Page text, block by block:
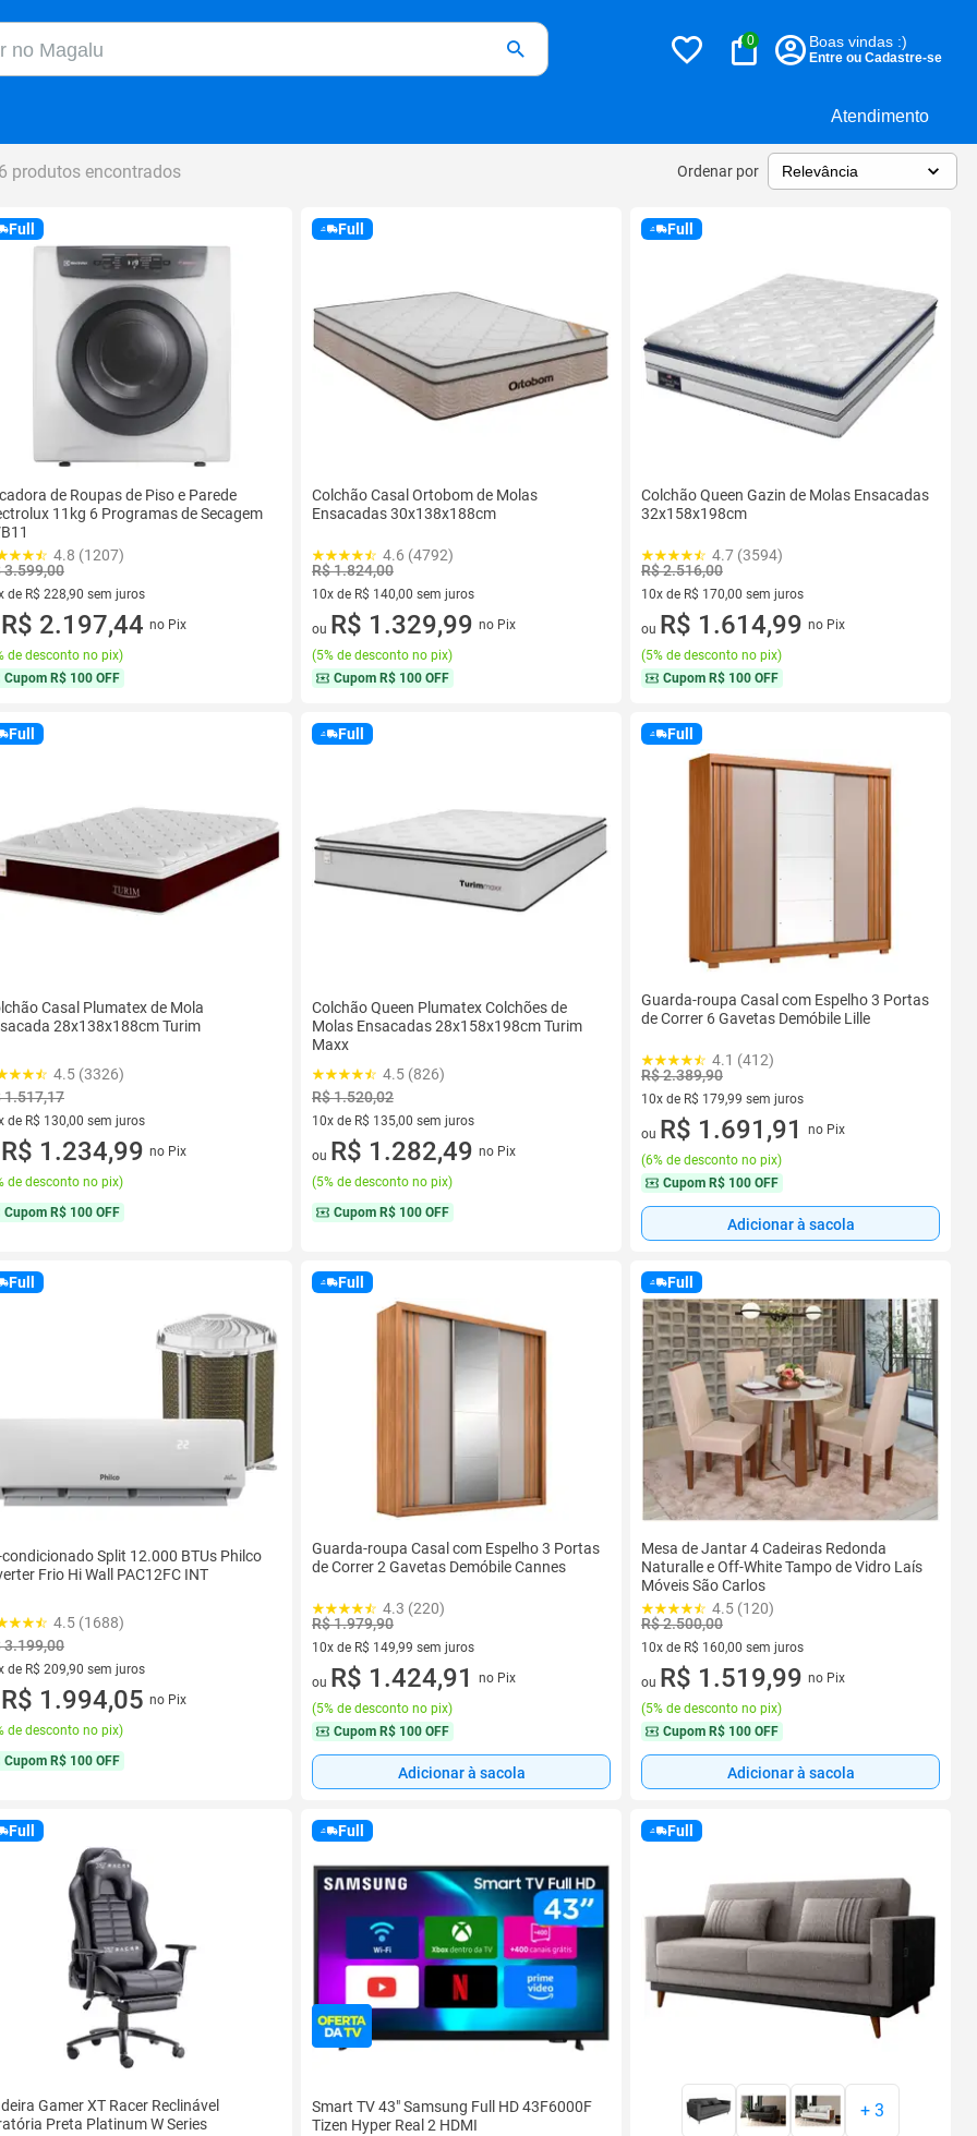
Atendimento
Magalu
0 Boas vindas :)
Entre ou Cadastre-se
produtos encontrados Ordenar por
Full
de Roupas de Piso e Parede
11kg 6 Programas de Secagem
4.8 (1207)
3.599,00
de R$ 228,90 sem juros
vez de R$ 228,90 sem juros
R$ 2.197,44 no Pix
de desconto no pix)
Cupom R$ 100 OFF
Full
Colchão Casal Ortobom de Molas
Ensacadas 30x138x188cm
4.6 (4792)
R$ 1.824,00
10x de R$ 140,00 sem juros
10 vez de R$ 140,00 sem juros
ou R$ 1.329,99 no Pix
(5% de desconto no pix)
Cupom R$ 100 OFF
Full
Colchão Queen Gazin de Molas Ensacadas
32x158x198cm
4.7 (3594)
R$ 2.516,00
10x de R$ 170,00 sem juros
10 vez de R$ 170,00 sem juros
ou R$ 1.614,99 no Pix
(5% de desconto no pix)
Cupom R$ 100 OFF
Full
Casal Plumatex de Mola
28x138x188cm Turim
4.5 (3326)
1.517,17
de R$ 130,00 sem juros
vez de R$ 130,00 sem juros
R$ 1.234,99 no Pix
de desconto no pix)
Cupom R$ 100 OFF
Full
Colchão Queen Plumatex Colchões de
Molas Ensacadas 28x158x198cm Turim
Maxx
4.5 (826)
R$ 1.520,02
10x de R$ 135,00 sem juros
10 vez de R$ 135,00 sem juros
ou R$ 1.282,49 no Pix
(5% de desconto no pix)
Cupom R$ 100 OFF
Full
Guarda-roupa Casal com Espelho 3 Portas
de Correr 6 Gavetas Demóbile Lille
4.1 (412)
R$ 2.389,90
10x de R$ 179,99 sem juros
10 vez de R$ 179,99 sem juros
ou R$ 1.691,91
no Pix
(6% de desconto no pix)
Cupom R$ 100 OFF
Adicionar à sacola
Full
Split 12.000 BTUs Philco
Frio Hi Wall PAC12FC INT
4.5 (1688)
3.199,00
de R$ 209,90 sem juros
vez de R$ 209,90 sem juros
R$ 1.994,05 no Pix
de desconto no pix)
Cupom R$ 100 OFF
Full
Guarda-roupa Casal com Espelho 3 Portas
de Correr 2 Gavetas Demóbile Cannes
4.3 (220)
R$ 1.979,90
10x de R$ 149,99 sem juros
10 vez de R$ 149,99 sem juros
ou R$ 1.424,91
no Pix
(5% de desconto no pix)
Cupom R$ 100 OFF
Adicionar à sacola
Full
Mesa de Jantar 4 Cadeiras Redonda
Naturalle e Off-White Tampo de Vidro Laís
Móveis São Carlos
4.5 (120)
R$ 2.500,00
10x de R$ 160,00 sem juros
10 vez de R$ 160,00 sem juros
ou R$ 1.519,99 no Pix
(5% de desconto no pix)
Cupom R$ 100 OFF
Adicionar à sacola
Full
Gamer XT Racer Reclinável
Preta Platinum W Series
Full
Smart TV 43" Samsung Full HD 43F6000F
Tizen Hyper Real 2 HDMI
Full
+ 3